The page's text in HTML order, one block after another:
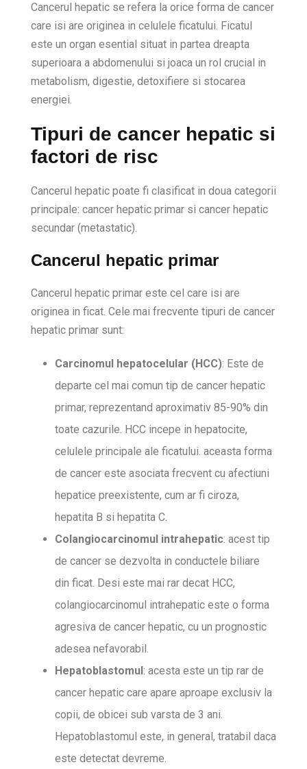
Cancerul hepatic se refera la orice forma de cancer
care isi are originea in celulele ficatului. Ficatul
este un organ esential situat in partea dreapta
superioara a abdomenului si joaca un rol crucial in
metabolism, digestie, detoxifiere si stocarea
energiei.
Tipuri de cancer hepatic si
factori de risc
Cancerul hepatic poate fi clasificat in doua categorii
principale: cancer hepatic primar si cancer hepatic
secundar (metastatic).
Cancerul hepatic primar
Cancerul hepatic primar este cel care isi are
originea in ficat. Cele mai frecvente tipuri de cancer
hepatic primar sunt:
Carcinomul hepatocelular (HCC): Este de
departe cel mai comun tip de cancer hepatic
primar, reprezentand aproximativ 85-90% din
toate cazurile. HCC incepe in hepatocite,
celulele principale ale ficatului. aceasta forma
de cancer este asociata frecvent cu afectiuni
hepatice preexistente, cum ar fi ciroza,
hepatita B si hepatita C.
Colangiocarcinomul intrahepatic: acest tip
de cancer se dezvolta in conductele biliare
din ficat. Desi este mai rar decat HCC,
colangiocarcinomul intrahepatic este o forma
agresiva de cancer hepatic, cu un prognostic
adesea nefavorabil.
Hepatoblastomul: acesta este un tip rar de
cancer hepatic care apare aproape exclusiv la
copii, de obicei sub varsta de 3 ani.
Hepatoblastomul este, in general, tratabil daca
este detectat devreme.